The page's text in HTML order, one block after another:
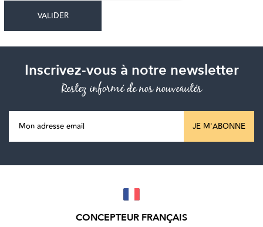
Inscrivez-vous à notre newsletter
Restez informé de nos nouveautés
JE M'ABONNE
CONCEPTEUR FRANÇAIS